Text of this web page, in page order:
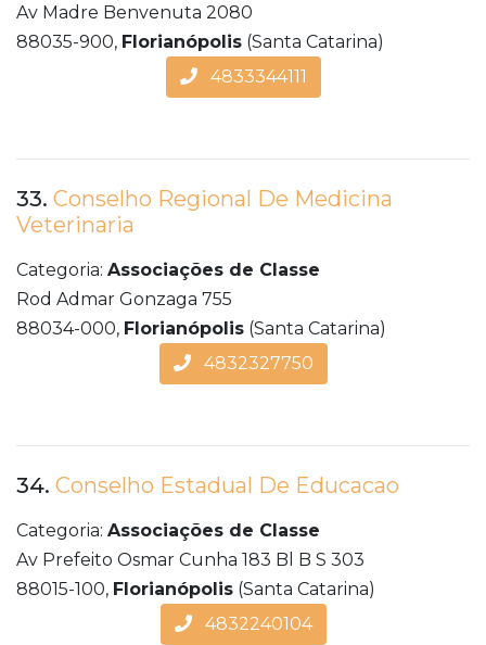
Av Madre Benvenuta 2080
88035-900, Florianópolis (Santa Catarina)
4833344111
33. Conselho Regional De Medicina
Veterinaria
Categoria: Associações de Classe
Rod Admar Gonzaga 755
88034-000, Florianópolis (Santa Catarina)
4832327750
34. Conselho Estadual De Educacao
Categoria: Associações de Classe
Av Prefeito Osmar Cunha 183 Bl B S 303
88015-100, Florianópolis (Santa Catarina)
4832240104